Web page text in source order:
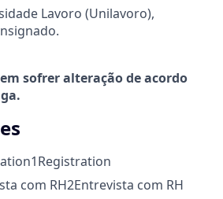
Lavoro (Unilavoro),
sofrer alteração de acordo
1Registration
com RH2Entrevista com RH